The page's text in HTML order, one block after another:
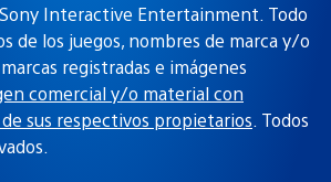
Interactive Entertainment. Todo
de los juegos, nombres de marca y/o
registradas e imágenes
comercial y/o material con
sus respectivos propietarios. Todos